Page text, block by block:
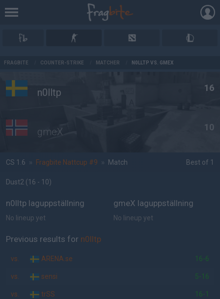
FRAGBITE COUNTER-STRIKE MATCHER N0LLTP VS. GMEX
n0lltp 16
gmeX 10
CS 1.6 » Fragbite Nattcup #9 » Match Best of 1
Dust2 (16 - 10)
n0lltp laguppställning
No lineup yet
gmeX laguppställning
No lineup yet
Previous results for n0lltp
vs. ARENA.se 16-6
vs. sensi 5-16
vs. trSS 16-1